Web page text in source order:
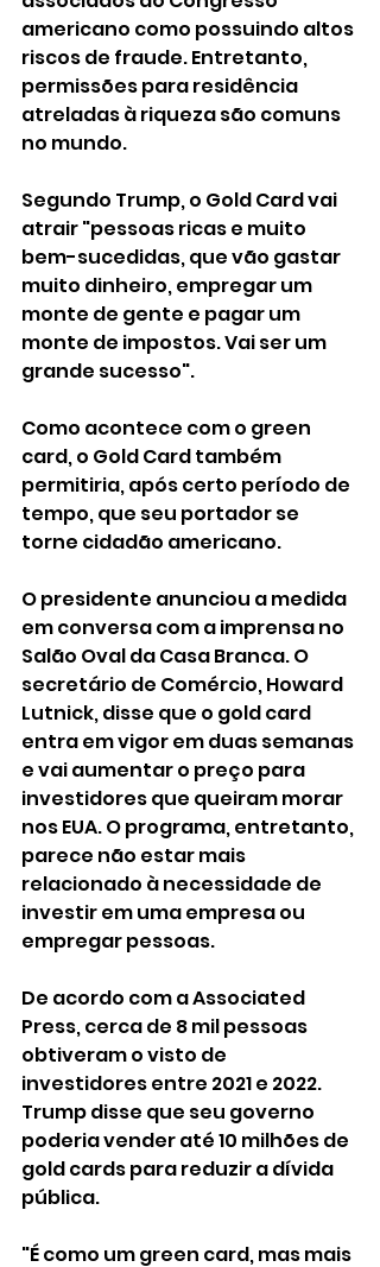
americano como possuindo altos
riscos de fraude. Entretanto,
permissões para residência
atreladas à riqueza são comuns
no mundo.
Segundo Trump, o Gold Card vai
atrair "pessoas ricas e muito
bem-sucedidas, que vão gastar
muito dinheiro, empregar um
monte de gente e pagar um
monte de impostos. Vai ser um
grande sucesso".
Como acontece com o green
card, o Gold Card também
permitiria, após certo período de
tempo, que seu portador se
torne cidadão americano.
O presidente anunciou a medida
em conversa com a imprensa no
Salão Oval da Casa Branca. O
secretário de Comércio, Howard
Lutnick, disse que o gold card
entra em vigor em duas semanas
e vai aumentar o preço para
investidores que queiram morar
nos EUA. O programa, entretanto,
parece não estar mais
relacionado à necessidade de
investir em uma empresa ou
empregar pessoas.
De acordo com a Associated
Press, cerca de 8 mil pessoas
obtiveram o visto de
investidores entre 2021 e 2022.
Trump disse que seu governo
poderia vender até 10 milhões de
gold cards para reduzir a dívida
pública.
"É como um green card, mas mais